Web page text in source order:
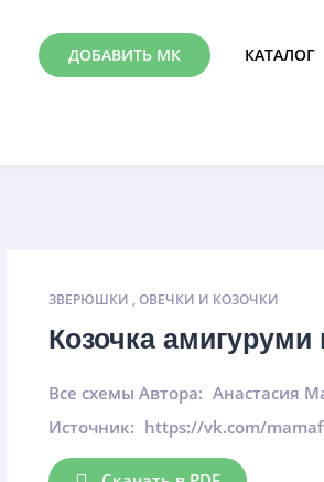
ДОБАВИТЬ МК КАТАЛОГ
ЗВЕРЮШКИ ,ОВЕЧКИ И КОЗОЧКИ
Козочка
Все схемы Автора: Анастасия
Источник: https://vk.com/